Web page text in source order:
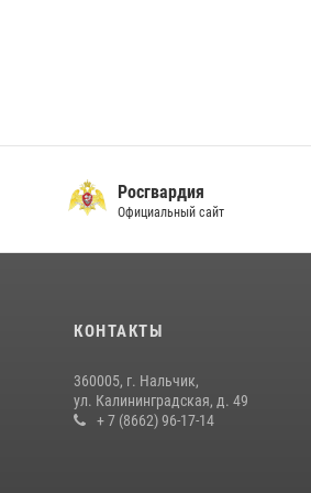
Росгвардия
Официальный сайт
КОНТАКТЫ
360005, г. Нальчик,
ул. Калининградская, д. 49
+ 7 (8662) 96-17-14